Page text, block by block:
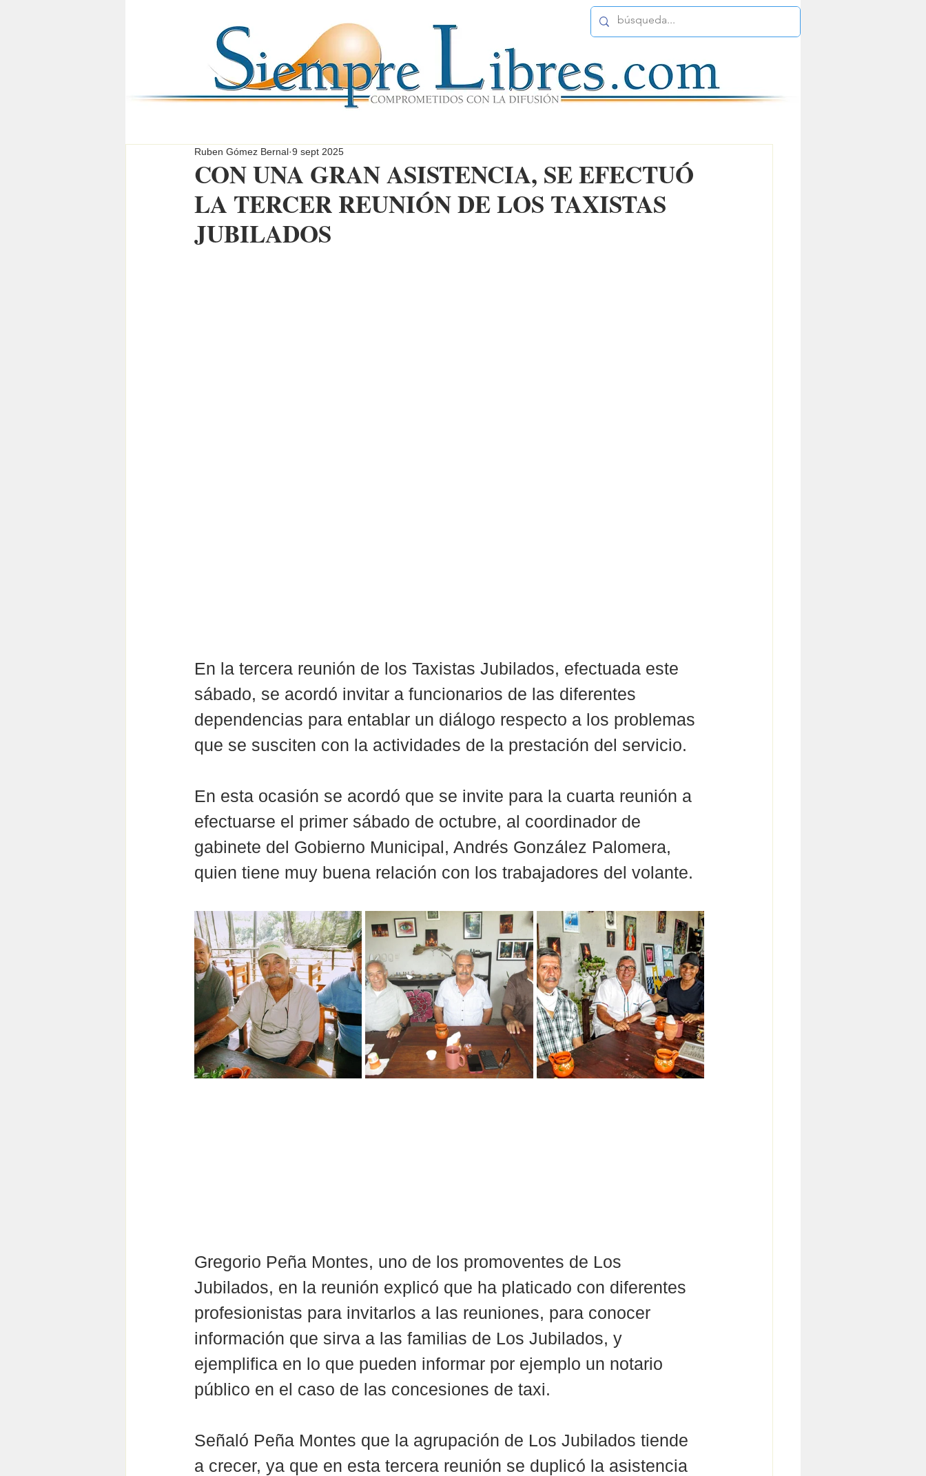
CON UNA GRAN ASISTENCIA, SE EFECTUÓ
LA TERCER REUNIÓN DE LOS TAXISTAS
JUBILADOS
Ruben Gómez Bernal 9 sept 2025
En la tercera reunión de los Taxistas Jubilados, efectuada este
sábado, se acordó invitar a funcionarios de las diferentes
dependencias para entablar un diálogo respecto a los problemas
que se susciten con la actividades de la prestación del servicio.
En esta ocasión se acordó que se invite para la cuarta reunión a
efectuarse el primer sábado de octubre, al coordinador de
gabinete del Gobierno Municipal, Andrés González Palomera,
quien tiene muy buena relación con los trabajadores del volante.
Gregorio Peña Montes, uno de los promoventes de Los
Jubilados, en la reunión explicó que ha platicado con diferentes
profesionistas para invitarlos a las reuniones, para conocer
información que sirva a las familias de Los Jubilados, y
ejemplifica en lo que pueden informar por ejemplo un notario
público en el caso de las concesiones de taxi.
Señaló Peña Montes que la agrupación de Los Jubilados tiende
a crecer, ya que en esta tercera reunión se duplicó la asistencia